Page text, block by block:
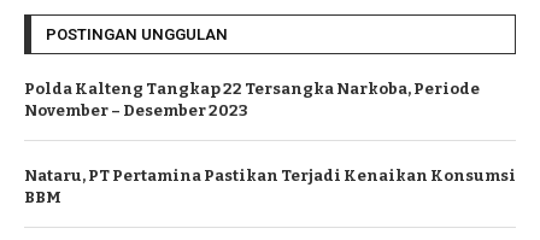
POSTINGAN UNGGULAN
Polda Kalteng Tangkap 22 Tersangka Narkoba, Periode
November – Desember 2023
Nataru, PT Pertamina Pastikan Terjadi Kenaikan Konsumsi
BBM